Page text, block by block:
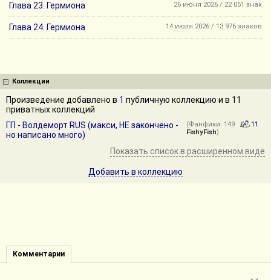
Глава 23. Гермиона 26 июня 2026 / 22 051 знак
Глава 24. Гермиона 14 июля 2026 / 13 976 знаков
Коллекции
Произведение добавлено в 1 публичную коллекцию и в 11
приватных коллекций
ГП - Волдеморт RUS (макси, НЕ закончено -
но написано много)
(Фанфики: 149
11
FishyFish)
Показать список в расширенном виде
Добавить в коллекцию
Комментарии